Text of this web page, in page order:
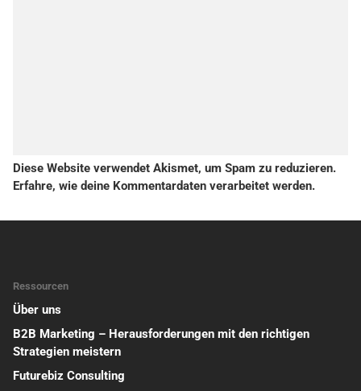
Diese Website verwendet Akismet, um Spam zu reduzieren.
Erfahre, wie deine Kommentardaten verarbeitet werden.
Ressourcen
Über uns
B2B Marketing – Herausforderungen mit den richtigen
Strategien meistern
Futurebiz Consulting